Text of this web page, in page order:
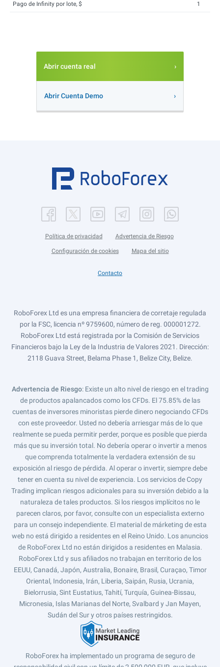
Pago de Infinity por lote, $ 1
Abrir cuenta real
Abrir Cuenta Demo
Política de privacidad Advertencia de Riesgo
Configuración de cookies Mapa del sitio
Contacto
RoboForex Ltd es una empresa financiera de corretaje regulada
por la FSC, licencia nº 9759600, número de reg. 000001272.
RoboForex Ltd está registrada por la Comisión de Servicios
Financieros bajo la Ley de la Industria de Valores 2021. Dirección:
2118 Guava Street, Belama Phase 1, Belize City, Belize.
Advertencia de Riesgo: Existe un alto nivel de riesgo en el trading
de productos apalancados como los CFDs. El 75.85% de las
cuentas de inversores minoristas pierde dinero negociando CFDs
con este proveedor. Usted no debería arriesgar más de lo que
realmente se pueda permitir perder, porque es posible que pierda
más que su inversión total. No debería operar o invertir a menos
que comprenda totalmente la verdadera extensión de su
exposición al riesgo de pérdida. Al operar o invertir, siempre debe
tener en cuenta su nivel de experiencia. Los servicios de Copy
Trading implican riesgos adicionales para su inversión debido a la
naturaleza de tales productos. Si los riesgos implícitos no le
parecen claros, por favor, consulte con un especialista externo
para un consejo independiente. El material de márketing de esta
web no está dirigido a residentes en el Reino Unido. Los anuncios
de RoboForex Ltd no están dirigidos a residentes en Malasia.
RoboForex Ltd y sus afiliados no trabajan en territorio de los
EEUU, Canadá, Japón, Australia, Bonaire, Brasil, Curaçao, Timor
Oriental, Indonesia, Irán, Liberia, Saipán, Rusia, Ucrania,
Bielorrusia, Sint Eustatius, Tahití, Turquía, Guinea-Bissau,
Micronesia, Islas Marianas del Norte, Svalbard y Jan Mayen,
Sudán del Sur y otros países restringidos.
RoboForex ha implementado un programa de seguro de